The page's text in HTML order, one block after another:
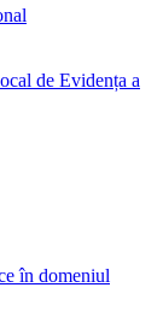
de Evidența a
în domeniul